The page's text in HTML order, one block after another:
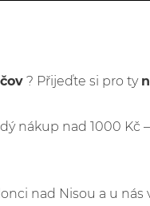
? Přijeďte si pro ty
nákup nad 1000 Kč –
nad Nisou a u